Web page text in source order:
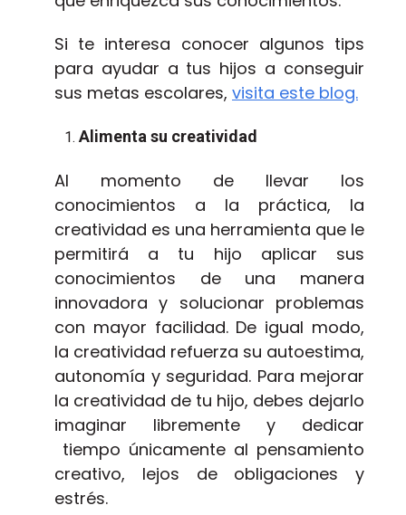
Si te interesa conocer algunos tips
para ayudar a tus hijos a conseguir
sus metas escolares, visita este blog.
Alimenta su creatividad
Al momento de llevar los
conocimientos a la práctica, la
creatividad es una herramienta que le
permitirá a tu hijo aplicar sus
conocimientos de una manera
innovadora y solucionar problemas
con mayor facilidad. De igual modo,
la creatividad refuerza su autoestima,
autonomía y seguridad. Para mejorar
la creatividad de tu hijo, debes dejarlo
imaginar libremente y dedicar
tiempo únicamente al pensamiento
creativo, lejos de obligaciones y
estrés.